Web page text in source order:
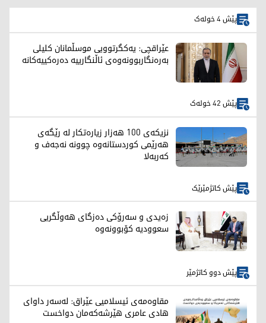
پێش 4 خولەک
عێراقچی: یەکگرتوویی موسڵمانان کلیلی
بەرەنگاربوونەوەی ئاڵنگارییە دەرەکییەکانە
پێش 42 خولەک
نزیکەی 100 هەزار زیارەتکار لە رێگەی
هەرێمی کوردستانەوە چوونە نەجەف و
کەربەلا
پێش کاتژمێرێک
زەیدی و سەرۆکی دەزگای هەوڵگریی
سعوودیە کۆبوونەوە
پێش دوو کاتژمێر
مقاوەمەی ئیسلامیی عێراق: لەسەر داوای
هادی عامری هێرشەکەمان دواخست